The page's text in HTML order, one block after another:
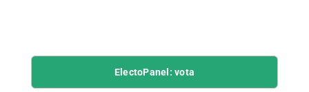
ElectoPanel: vota